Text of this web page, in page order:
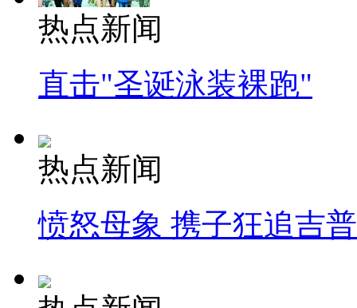
热点新闻
直击"圣诞泳装裸跑"
热点新闻
愤怒母象 携子狂追吉